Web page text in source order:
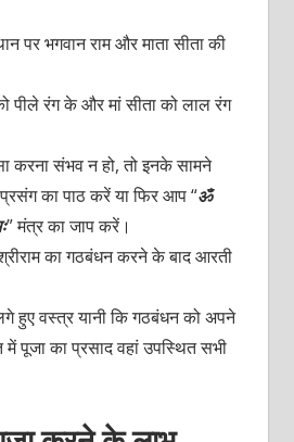
पर भगवान राम और माता सीता की
पीले रंग के और मां सीता को लाल रंग
करना संभव न हो, तो इनके सामने
का पाठ करें या फिर आप “ॐ
” मंत्र का जाप करें।
का गठबंधन करने के बाद आरती
हुए वस्त्र यानी कि गठबंधन को अपने
पूजा का प्रसाद वहां उपस्थित सभी